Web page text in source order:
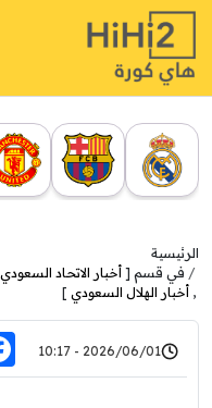
الرئيسية
في قسم [ أخبار الاتحاد السعودي
, أخبار الهلال السعودي ]
2026/06/01 - 10:17